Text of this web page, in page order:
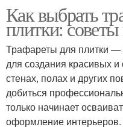
Как выбрать
плитки:
Трафареты для плитки —
для создания красивых
стенах, полах и других
добиться
только начинает
оформление